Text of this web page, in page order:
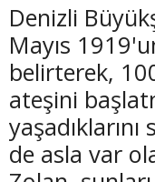
Denizli
Mayıs
belirterek,
ateşini
de asla var